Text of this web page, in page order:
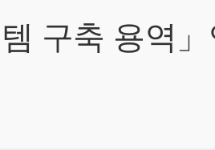
구축 용역